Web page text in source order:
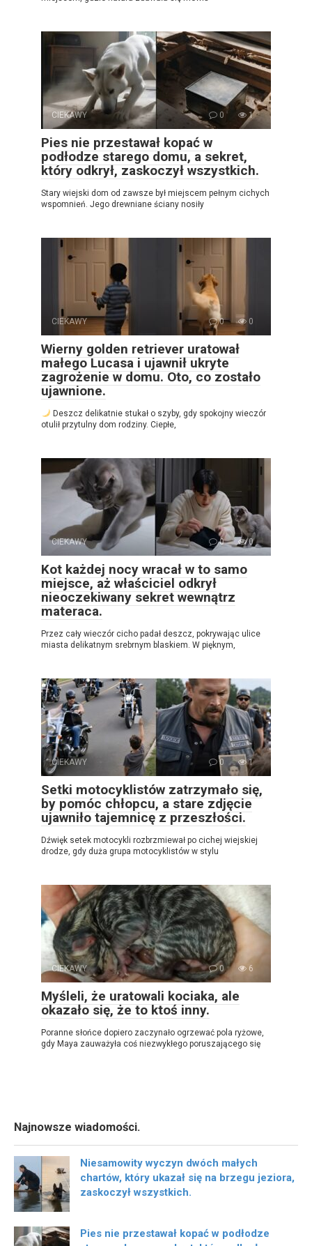
CIEKAWY 0 1
Pies nie przestawał kopać w
podłodze starego domu, a sekret,
który odkrył, zaskoczył wszystkich.
Stary wiejski dom od zawsze był miejscem pełnym cichych
wspomnień. Jego drewniane ściany nosiły
CIEKAWY 0 0
Wierny golden retriever uratował
małego Lucasa i ujawnił ukryte
zagrożenie w domu. Oto, co zostało
ujawnione.
Deszcz delikatnie stukał o szyby, gdy spokojny wieczór
otulił przytulny dom rodziny. Ciepłe,
CIEKAWY 0 0
Kot każdej nocy wracał w to samo
miejsce, aż właściciel odkrył
nieoczekiwany sekret wewnątrz
materaca.
Przez cały wieczór cicho padał deszcz, pokrywając ulice
miasta delikatnym srebrnym blaskiem. W pięknym,
CIEKAWY 0 1
Setki motocyklistów zatrzymało się,
by pomóc chłopcu, a stare zdjęcie
ujawniło tajemnicę z przeszłości.
Dźwięk setek motocykli rozbrzmiewał po cichej wiejskiej
drodze, gdy duża grupa motocyklistów w stylu
CIEKAWY 0 6
Myśleli, że uratowali kociaka, ale
okazało się, że to ktoś inny.
Poranne słońce dopiero zaczynało ogrzewać pola ryżowe,
gdy Maya zauważyła coś niezwykłego poruszającego się
Najnowsze wiadomości.
Niesamowity wyczyn dwóch małych
chartów, który ukazał się na brzegu jeziora,
zaskoczył wszystkich.
Pies nie przestawał kopać w podłodze